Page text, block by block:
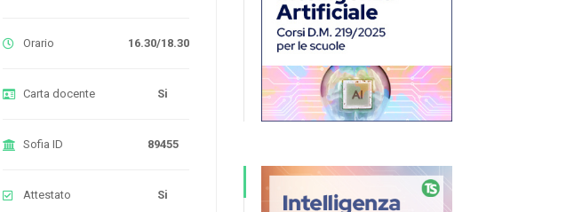
Orario 16.30/18.30
Carta docente Si
Sofia ID 89455
Attestato Si